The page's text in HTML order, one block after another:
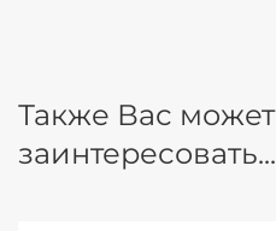
Также Вас может
заинтересовать...